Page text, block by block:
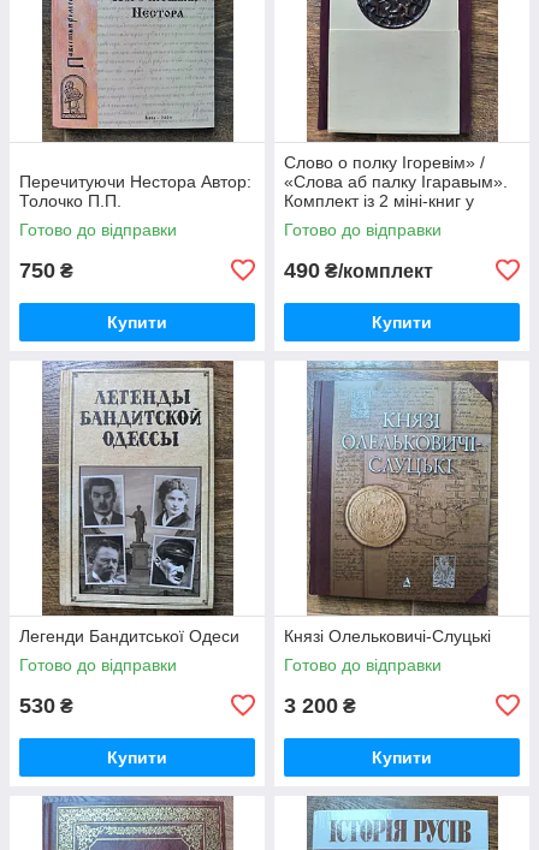
Перечитуючи Нестора Автор:
Толочко П.П.
Готово до відправки
750 ₴
Купити
Слово о полку Ігоревім» /
«Слова аб палку Ігаравым».
Комплект із 2 міні-книг у
футлярі
Готово до відправки
490 ₴/комплект
Купити
Легенди Бандитської Одеси
Готово до відправки
530 ₴
Купити
Князі Олельковичі-Слуцькі
Готово до відправки
3 200 ₴
Купити